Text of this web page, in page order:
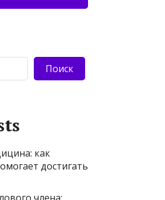
Поиск
как
достигать